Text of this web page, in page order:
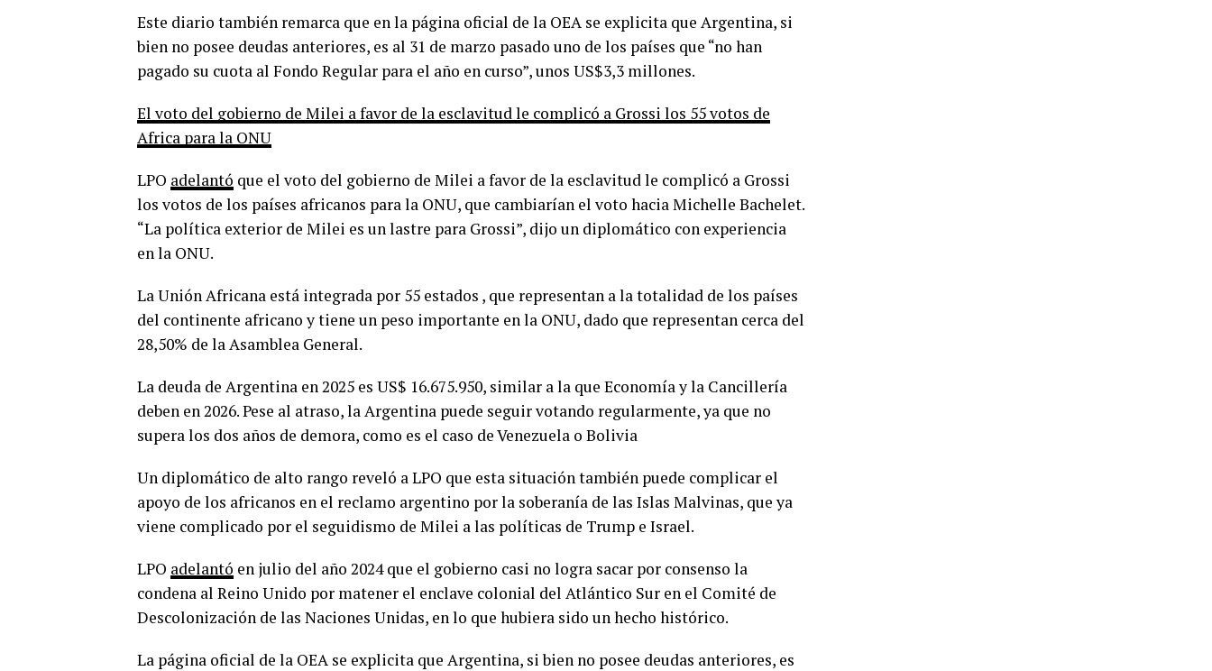
Este diario también remarca que en la página oficial de la OEA se explicita que Argentina, si
bien no posee deudas anteriores, es al 31 de marzo pasado uno de los países que “no han
pagado su cuota al Fondo Regular para el año en curso”, unos US$3,3 millones.
El voto del gobierno de Milei a favor de la esclavitud le complicó a Grossi los 55 votos de
Africa para la ONU
LPO adelantó que el voto del gobierno de Milei a favor de la esclavitud le complicó a Grossi
los votos de los países africanos para la ONU, que cambiarían el voto hacia Michelle Bachelet.
“La política exterior de Milei es un lastre para Grossi”, dijo un diplomático con experiencia
en la ONU.
La Unión Africana está integrada por 55 estados , que representan a la totalidad de los países
del continente africano y tiene un peso importante en la ONU, dado que representan cerca del
28,50% de la Asamblea General.
La deuda de Argentina en 2025 es US$ 16.675.950, similar a la que Economía y la Cancillería
deben en 2026. Pese al atraso, la Argentina puede seguir votando regularmente, ya que no
supera los dos años de demora, como es el caso de Venezuela o Bolivia
Un diplomático de alto rango reveló a LPO que esta situación también puede complicar el
apoyo de los africanos en el reclamo argentino por la soberanía de las Islas Malvinas, que ya
viene complicado por el seguidismo de Milei a las políticas de Trump e Israel.
LPO adelantó en julio del año 2024 que el gobierno casi no logra sacar por consenso la
condena al Reino Unido por matener el enclave colonial del Atlántico Sur en el Comité de
Descolonización de las Naciones Unidas, en lo que hubiera sido un hecho histórico.
La página oficial de la OEA se explicita que Argentina, si bien no posee deudas anteriores, es